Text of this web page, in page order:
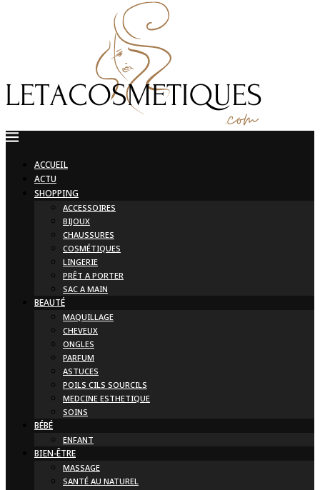
ACCUEIL
ACTU
SHOPPING
ACCESSOIRES
BIJOUX
CHAUSSURES
COSMÉTIQUES
LINGERIE
PRÊT A PORTER
SAC A MAIN
BEAUTÉ
MAQUILLAGE
CHEVEUX
ONGLES
PARFUM
ASTUCES
POILS CILS SOURCILS
MEDCINE ESTHETIQUE
SOINS
BÉBÉ
ENFANT
BIEN-ÊTRE
MASSAGE
SANTÉ AU NATUREL